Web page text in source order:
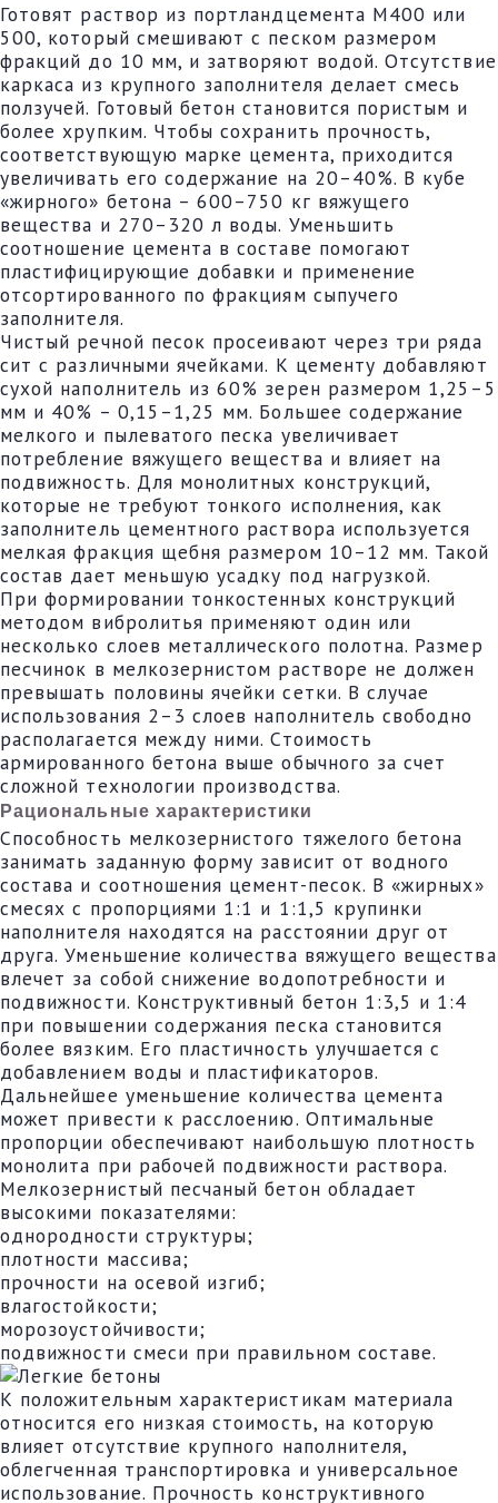
Готовят раствор из портландцемента М400 или
500, который смешивают с песком размером
фракций до 10 мм, и затворяют водой. Отсутствие
каркаса из крупного заполнителя делает смесь
ползучей. Готовый бетон становится пористым и
более хрупким. Чтобы сохранить прочность,
соответствующую марке цемента, приходится
увеличивать его содержание на 20–40%. В кубе
«жирного» бетона – 600–750 кг вяжущего
вещества и 270–320 л воды. Уменьшить
соотношение цемента в составе помогают
пластифицирующие добавки и применение
отсортированного по фракциям сыпучего
заполнителя.
Чистый речной песок просеивают через три ряда
сит с различными ячейками. К цементу добавляют
сухой наполнитель из 60% зерен размером 1,25–5
мм и 40% – 0,15–1,25 мм. Большее содержание
мелкого и пылеватого песка увеличивает
потребление вяжущего вещества и влияет на
подвижность. Для монолитных конструкций,
которые не требуют тонкого исполнения, как
заполнитель цементного раствора используется
мелкая фракция щебня размером 10–12 мм. Такой
состав дает меньшую усадку под нагрузкой.
При формировании тонкостенных конструкций
методом вибролитья применяют один или
несколько слоев металлического полотна. Размер
песчинок в мелкозернистом растворе не должен
превышать половины ячейки сетки. В случае
использования 2–3 слоев наполнитель свободно
располагается между ними. Стоимость
армированного бетона выше обычного за счет
сложной технологии производства.
Рациональные характеристики
Способность мелкозернистого тяжелого бетона
занимать заданную форму зависит от водного
состава и соотношения цемент-песок. В «жирных»
смесях с пропорциями 1:1 и 1:1,5 крупинки
наполнителя находятся на расстоянии друг от
друга. Уменьшение количества вяжущего вещества
влечет за собой снижение водопотребности и
подвижности. Конструктивный бетон 1:3,5 и 1:4
при повышении содержания песка становится
более вязким. Его пластичность улучшается с
добавлением воды и пластификаторов.
Дальнейшее уменьшение количества цемента
может привести к расслоению. Оптимальные
пропорции обеспечивают наибольшую плотность
монолита при рабочей подвижности раствора.
Мелкозернистый песчаный бетон обладает
высокими показателями:
однородности структуры;
плотности массива;
прочности на осевой изгиб;
влагостойкости;
морозоустойчивости;
подвижности смеси при правильном составе.
К положительным характеристикам материала
относится его низкая стоимость, на которую
влияет отсутствие крупного наполнителя,
облегченная транспортировка и универсальное
использование. Прочность конструктивного